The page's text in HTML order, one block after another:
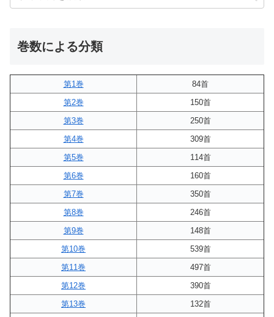
巻数による分類
第1巻
84首
第2巻
150首
第3巻
250首
第4巻
309首
第5巻
114首
第6巻
160首
第7巻
350首
第8巻
246首
第9巻
148首
第10巻
539首
第11巻
497首
第12巻
390首
第13巻
132首